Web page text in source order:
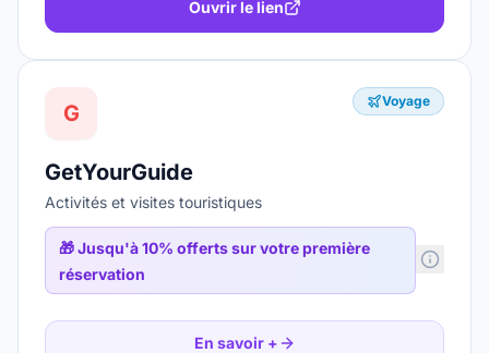
Ouvrir le lien
G Voyage
GetYourGuide
Activités et visites touristiques
🎁Jusqu'à 10% offerts sur votre première
réservation
En savoir +